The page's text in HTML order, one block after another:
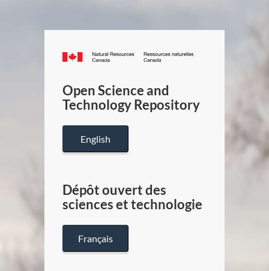
Canada.ca
/
Canada
Open Science and
Technology Repository
English
Dépôt ouvert des
sciences et technologie
Français